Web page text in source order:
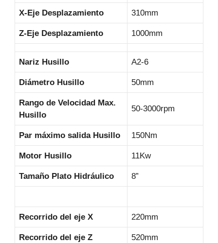
X-Eje Desplazamiento 310mm
Z-Eje Desplazamiento 1000mm
Nariz Husillo A2-6
Diámetro Husillo 50mm
Rango de Velocidad Max.
Husillo
50-3000rpm
Par máximo salida Husillo 150Nm
Motor Husillo 11Kw
Tamaño Plato Hidráulico 8”
Recorrido del eje X 220mm
Recorrido del eje Z 520mm